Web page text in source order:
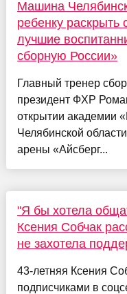
Машина
ребенку раскрыть
лучшие
сборную России»
Главный тренер
президент ФХР
открытии академии
Челябинской
арены «Айсберг...
"Я бы хотела
Ксения Собчак
не захотела
43-летняя Ксения
подписчиками в